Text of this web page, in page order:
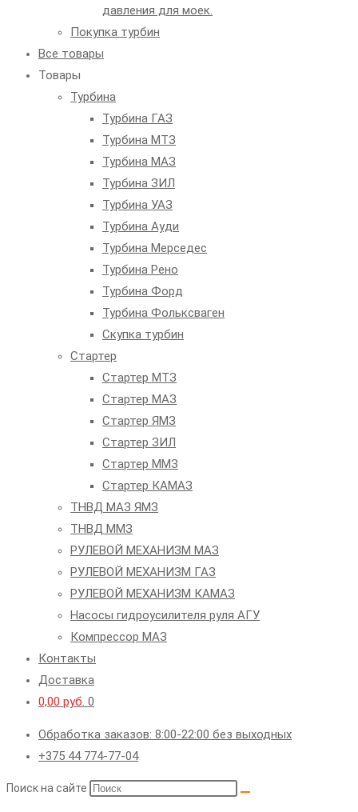
давления для моек.
Покупка турбин
Все товары
Товары
Турбина
Турбина ГАЗ
Турбина МТЗ
Турбина МАЗ
Турбина ЗИЛ
Турбина УАЗ
Турбина Ауди
Турбина Мерседес
Турбина Рено
Турбина Форд
Турбина Фольксваген
Скупка турбин
Стартер
Стартер МТЗ
Стартер МАЗ
Стартер ЯМЗ
Стартер ЗИЛ
Стартер ММЗ
Стартер КАМАЗ
ТНВД МАЗ ЯМЗ
ТНВД ММЗ
РУЛЕВОЙ МЕХАНИЗМ МАЗ
РУЛЕВОЙ МЕХАНИЗМ ГАЗ
РУЛЕВОЙ МЕХАНИЗМ КАМАЗ
Насосы гидроусилителя руля АГУ
Компрессор МАЗ
Контакты
Доставка
0,00 руб. 0
Обработка заказов: 8:00-22:00 без выходных
+375 44 774-77-04
Поиск на сайте